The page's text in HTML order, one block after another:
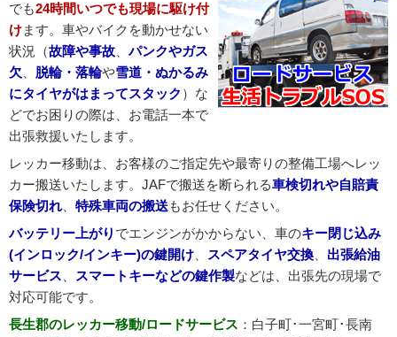
でも24時間いつでも現場に駆け付
けます。車やバイクを動かせない
状況（故障や事故 、パンクやガス
欠
脱輪・落輪や雪道・ぬかるみ
にタイヤがはまってスタック ）な
どでお困りの際は、お電話一本で
出張救援いたします。
レッカー移動は、お客様のご指定先や最寄りの整備工場へレッ
カー搬送いたします。JAFで搬送を断られる車検切れや自賠責
保険切れ、 特殊車両の搬送 もお任せください。
バッテリー上がり でエンジンがかからない、車のキー閉じ込み
(インロック/インキー)の鍵開け
スペアタイヤ交換
出張給油
サービス
スマートキーなどの鍵作製などは、出張先の現場で
対応可能です。
長生郡のレッカー移動/ロードサービス ：白子町･一宮町･長南